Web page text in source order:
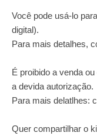
Você pode usá-lo
digital).
Para mais detalhes,
É proibido a venda
a devida autorização.
Para mais delatlhes:
Quer compartilhar o